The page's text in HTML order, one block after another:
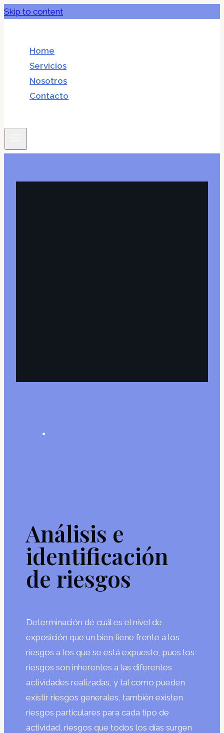
Skip to content
Home
Servicios
Nosotros
Contacto
Análisis e
identificación
de riesgos
Determinación de cuál es el nivel de
exposición que un bien tiene frente a los
riesgos a los que se está expuesto, pues los
riesgos son inherentes a las diferentes
actividades realizadas, y tal como pueden
existir riesgos generales, también existen
riesgos particulares para cada tipo de
actividad, riesgos que todos los días surgen